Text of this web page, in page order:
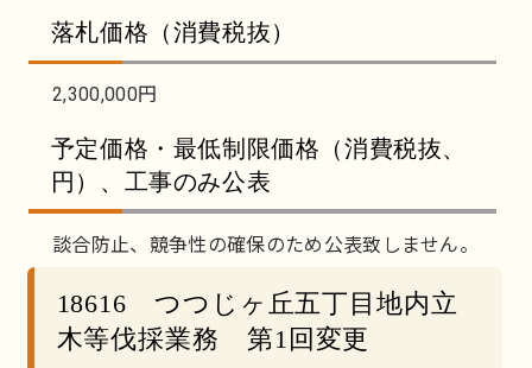
落札価格（消費税抜）
2,300,000円
予定価格・最低制限価格（消費税抜、
円）、工事のみ公表
談合防止、競争性の確保のため公表致しません。
18616 つつじヶ丘五丁目地内立
木等伐採業務 第1回変更